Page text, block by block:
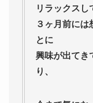
リラックスし
３ヶ月前には
とに
興味が出てき
り、